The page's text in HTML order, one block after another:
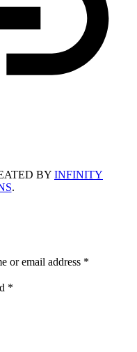
BY INFINITY
.
or email address *
*